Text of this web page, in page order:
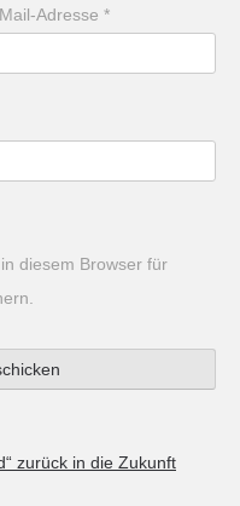
Adresse*
diesem Browser für
zurück in die Zukunft